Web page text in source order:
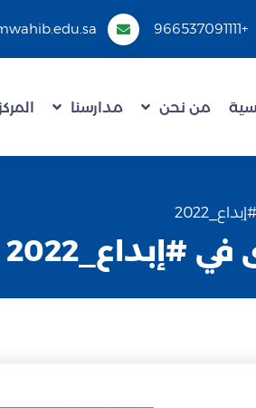
+966537091111
من نحن مدارسنا
#إبداع_2022